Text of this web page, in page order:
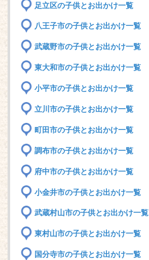
足立区の子供とお出かけ一覧
八王子市の子供とお出かけ一覧
武蔵野市の子供とお出かけ一覧
東大和市の子供とお出かけ一覧
小平市の子供とお出かけ一覧
立川市の子供とお出かけ一覧
町田市の子供とお出かけ一覧
調布市の子供とお出かけ一覧
府中市の子供とお出かけ一覧
小金井市の子供とお出かけ一覧
武蔵村山市の子供とお出かけ一覧
東村山市の子供とお出かけ一覧
国分寺市の子供とお出かけ一覧